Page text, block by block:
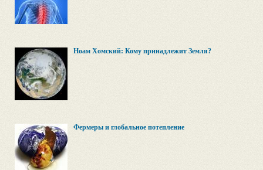
Ноам Хомский: Кому принадлежит Земля?
Фермеры и глобальное потепление